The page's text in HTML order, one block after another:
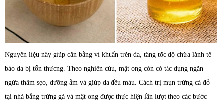
Nguyên liệu này giúp cân bằng vi khuẩn trên da, tăng tốc độ chữa lành tế
bào da bị tổn thương. Theo nghiên cứu, mật ong còn có tác dụng ngăn
ngừa thâm sẹo, dưỡng ẩm và giúp da đều màu. Cách trị mụn trứng cá đỏ
tại nhà bằng trứng gà và mật ong được thực hiện lần lượt theo các bước